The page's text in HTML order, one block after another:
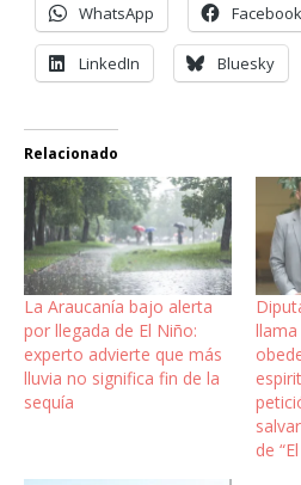
WhatsApp Facebook
LinkedIn Bluesky
Relacionado
La Araucanía bajo alerta
por llegada de El Niño:
experto advierte que más
lluvia no significa fin de la
sequía
de